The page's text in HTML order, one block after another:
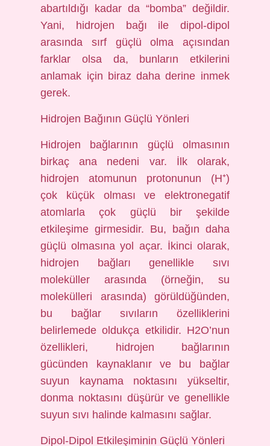
abartıldığı kadar da “bomba” değildir.
Yani, hidrojen bağı ile dipol-dipol
arasında sırf güçlü olma açısından
farklar olsa da, bunların etkilerini
anlamak için biraz daha derine inmek
gerek.
Hidrojen Bağının Güçlü Yönleri
Hidrojen bağlarının güçlü olmasının
birkaç ana nedeni var. İlk olarak,
hidrojen atomunun protonunun (H⁺)
çok küçük olması ve elektronegatif
atomlarla çok güçlü bir şekilde
etkileşime girmesidir. Bu, bağın daha
güçlü olmasına yol açar. İkinci olarak,
hidrojen bağları genellikle sıvı
moleküller arasında (örneğin, su
molekülleri arasında) görüldüğünden,
bu bağlar sıvıların özelliklerini
belirlemede oldukça etkilidir. H2O’nun
özellikleri, hidrojen bağlarının
gücünden kaynaklanır ve bu bağlar
suyun kaynama noktasını yükseltir,
donma noktasını düşürür ve genellikle
suyun sıvı halinde kalmasını sağlar.
Dipol-Dipol Etkileşiminin Güçlü Yönleri